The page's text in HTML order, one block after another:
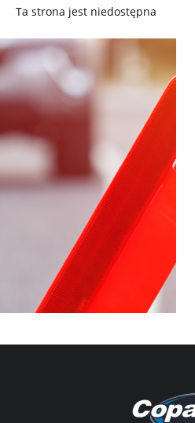
Ta strona jest niedostępna
Trang này không có
Esta página não está
disponível
このページは現在利用できま
せん
Pagina non disponibile
هذه الصفحة غير متوفرة